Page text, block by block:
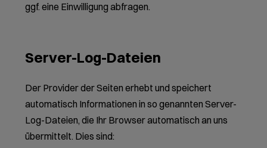
ggf. eine Einwilligung abfragen.
Server-Log-Dateien
Der Provider der Seiten erhebt und speichert
automatisch Informationen in so genannten Server-
Log-Dateien, die Ihr Browser automatisch an uns
übermittelt. Dies sind: